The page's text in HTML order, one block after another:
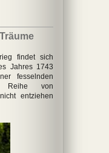
findet sich
Jahres 1743
fesselnden
Reihe von
entziehen